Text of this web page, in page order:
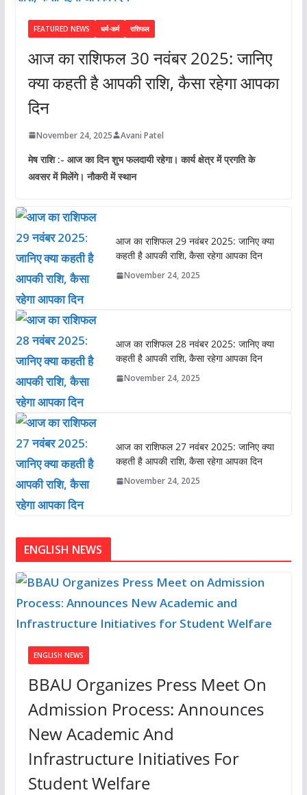
FEATURED NEWS धर्म-कर्म राशिफल
आज का राशिफल 30 नवंबर 2025: जानिए
क्या कहती है आपकी राशि, कैसा रहेगा आपका
दिन
November 24, 2025 Avani Patel
मेष राशि :- आज का दिन शुभ फलदायी रहेगा। कार्य क्षेत्र में प्रगति के
अवसर में मिलेंगे। नौकरी में स्थान
आज का राशिफल 29 नवंबर 2025: जानिए क्या
कहती है आपकी राशि, कैसा रहेगा आपका दिन
November 24, 2025
आज का राशिफल 28 नवंबर 2025: जानिए क्या
कहती है आपकी राशि, कैसा रहेगा आपका दिन
November 24, 2025
आज का राशिफल 27 नवंबर 2025: जानिए क्या
कहती है आपकी राशि, कैसा रहेगा आपका दिन
November 24, 2025
ENGLISH NEWS
ENGLISH NEWS
BBAU Organizes Press Meet On
Admission Process: Announces
New Academic And
Infrastructure Initiatives For
Student Welfare